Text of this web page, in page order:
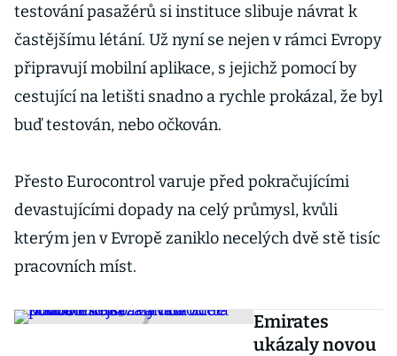
testování pasažérů si instituce slibuje návrat k
častějšímu létání. Už nyní se nejen v rámci Evropy
připravují mobilní aplikace, s jejichž pomocí by
cestující na letišti snadno a rychle prokázal, že byl
buď testován, nebo očkován.
Přesto Eurocontrol varuje před pokračujícími
devastujícími dopady na celý průmysl, kvůli
kterým jen v Evropě zaniklo necelých dvě stě tisíc
pracovních míst.
Emirates
ukázaly novou